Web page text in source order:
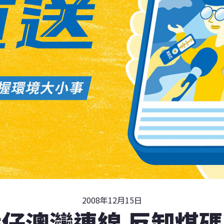
2008年12月15日